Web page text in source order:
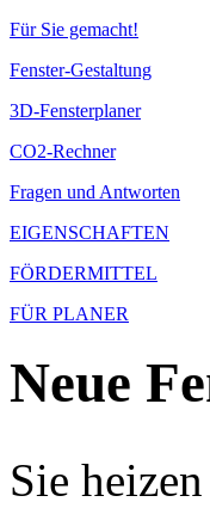
Für Sie gemacht!
Fenster-Gestaltung
3D-Fensterplaner
CO2-Rechner
Fragen und Antworten
EIGENSCHAFTEN
FÖRDERMITTEL
FÜR PLANER
Neue
Sie